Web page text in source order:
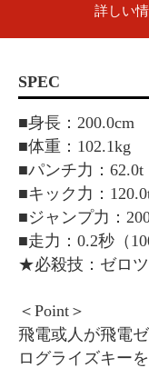
詳しい
SPEC
■身長：200.0cm
■体重：102.1kg
■パンチ力：62.0t
■キック力：
■ジャンプ力：
■走力：0.2秒（
★必殺技：ゼロ
＜Point＞
飛電或人が飛電
ログライズキー